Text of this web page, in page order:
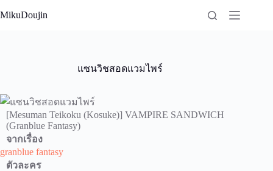
to
MikuDoujin
แซนวิชสอดแวมไพร์
[Mesuman Teikoku (Kosuke)] VAMPIRE SANDWICH
(Granblue Fantasy)
จากเรื่อง
granblue fantasy
ตัวละคร